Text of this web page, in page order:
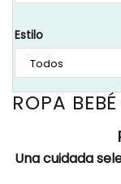
Estilo
ROPA BEBÉ
Una cuidada